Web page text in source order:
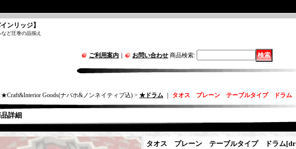
ンリッジ】
ど圧巻の品揃え
ご利用案内 お問い合わせ 商品検索:
★Craft&Interior Goods(ナバホ&ノンネイティブ込) > ★ドラム タオス プレーン テーブルタイプ ドラム
詳細
タオス プレーン テーブルタイプ ドラム[dr